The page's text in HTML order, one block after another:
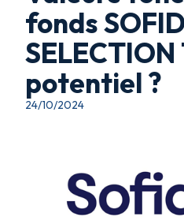
fonds
potentiel ?
24/10/2024